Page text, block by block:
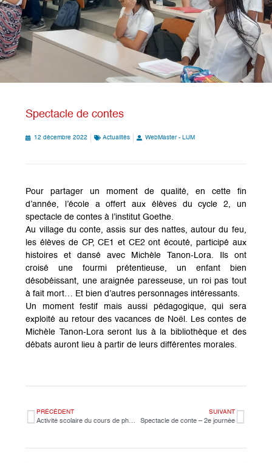
Spectacle de contes
12 décembre 2022 Actualités WebMaster - LiJM
Pour partager un moment de qualité, en cette fin
d’année, l’école a offert aux élèves du cycle 2, un
spectacle de contes à l’institut Goethe.
Au village du conte, assis sur des nattes, autour du feu,
les élèves de CP, CE1 et CE2 ont écouté, participé aux
histoires et dansé avec Michèle Tanon-Lora. Ils ont
croisé une fourmi prétentieuse, un enfant bien
désobéissant, une araignée paresseuse, un roi pas tout
à fait mort… Et bien d’autres personnages intéressants.
Un moment festif mais aussi pédagogique, qui sera
exploité au retour des vacances de Noël. Les contes de
Michèle Tanon-Lora seront lus à la bibliothèque et des
débats auront lieu à partir de leurs différentes morales.
PRÉCÉDENT
Activité scolaire du cours de physique au LIJM
SUIVANT
Spectacle de conte – 2e journée